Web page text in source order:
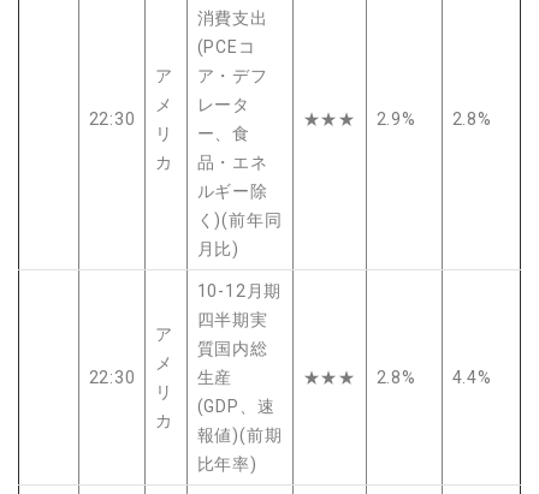
22:30
ア
メ
リ
カ
消費支出
(PCEコ
ア・デフ
レータ
ー、食
品・エネ
ルギー除
く)(前年同
月比)
★★★ 2.9% 2.8%
22:30
ア
メ
リ
カ
10-12月期
四半期実
質国内総
生産
(GDP、速
報値)(前期
比年率)
★★★ 2.8% 4.4%